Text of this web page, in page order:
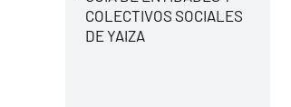
COLECTIVOS SOCIALES
DE YAIZA